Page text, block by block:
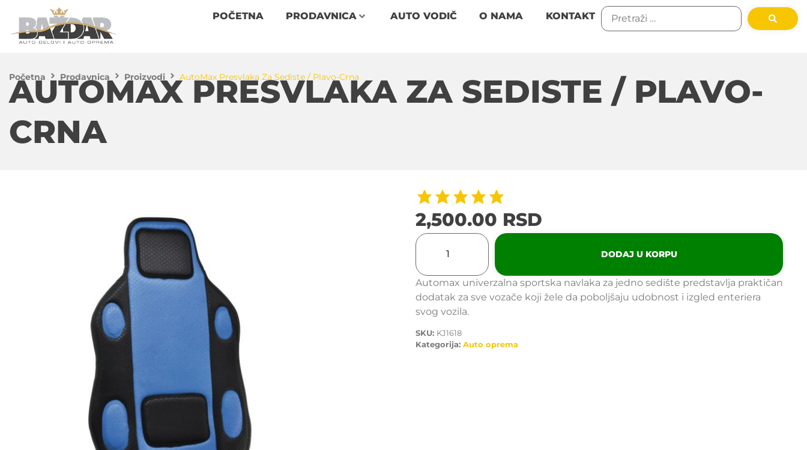
POČETNA PRODAVNICA AUTO VODIČ O NAMA KONTAKT
Početna Prodavnica Proizvodi AutoMax Presvlaka Za Sediste / Plavo-Crna
AUTOMAX PRESVLAKA ZA SEDISTE / PLAVO-
CRNA
2,500.00 RSD
DODAJ U KORPU
Automax univerzalna sportska navlaka za jedno sedište predstavlja praktičan
dodatak za sve vozače koji žele da poboljšaju udobnost i izgled enteriera
svog vozila.
SKU: KJ1618
Kategorija: Auto oprema